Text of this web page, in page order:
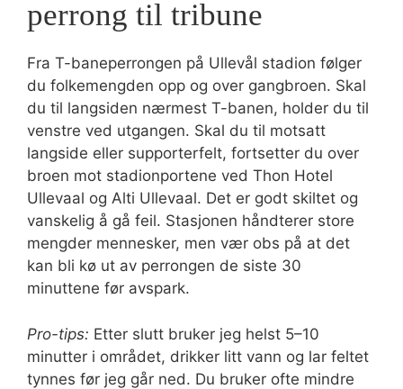
perrong til tribune
Fra T-baneperrongen på Ullevål stadion følger
du folkemengden opp og over gangbroen. Skal
du til langsiden nærmest T-banen, holder du til
venstre ved utgangen. Skal du til motsatt
langside eller supporterfelt, fortsetter du over
broen mot stadionportene ved Thon Hotel
Ullevaal og Alti Ullevaal. Det er godt skiltet og
vanskelig å gå feil. Stasjonen håndterer store
mengder mennesker, men vær obs på at det
kan bli kø ut av perrongen de siste 30
minuttene før avspark.
Pro-tips: Etter slutt bruker jeg helst 5–10
minutter i området, drikker litt vann og lar feltet
tynnes før jeg går ned. Du bruker ofte mindre